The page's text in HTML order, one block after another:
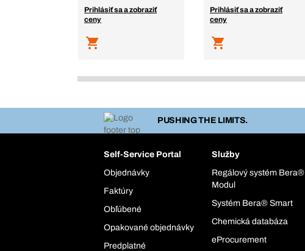
Prihlásiť sa a zobraziť
ceny
Prihlásiť sa a zobraziť
ceny
PUSHING THE LIMITS.
Self-Service Portal
Objednávky
Faktúry
Obľúbené
Opakované objednávky
Predplatné
Služby
Regálový systém Bera®
Modul
Systém Bera® Smart
Chemická databáza
eProcurement